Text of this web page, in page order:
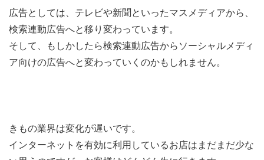
広告としては、テレビや新聞といったマスメディアから、
検索連動広告へと移り変わっています。
そして、もしかしたら検索連動広告からソーシャルメディ
ア向けの広告へと変わっていくのかもしれません。
きもの業界は変化が遅いです。
インターネットを有効に利用しているお店はまだまだ少な